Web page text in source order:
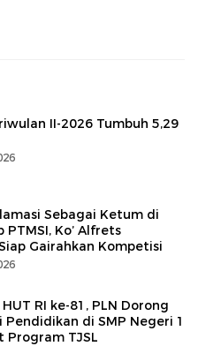
II-2026 Tumbuh 5,29
Sebagai Ketum di
PTMSI, Ko’ Alfrets
Gairahkan Kompetisi
RI ke-81, PLN Dorong
Pendidikan di SMP Negeri 1
Program TJSL